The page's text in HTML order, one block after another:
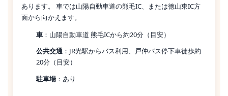
あります。 車では山陽自動車道の熊毛IC、または徳山東IC方
面から向かえます。
車：山陽自動車道 熊毛ICから約20分（目安）
公共交通：JR光駅からバス利用、戸仲バス停下車徒歩約
20分（目安）
駐車場：あり